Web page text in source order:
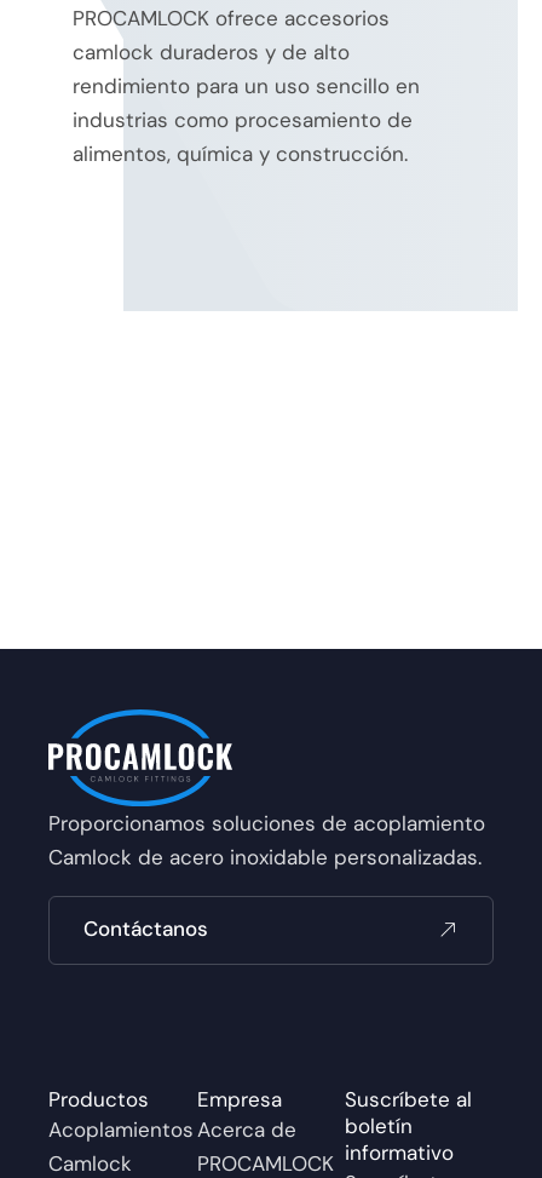
PROCAMLOCK ofrece accesorios
camlock duraderos y de alto
rendimiento para un uso sencillo en
industrias como procesamiento de
alimentos, química y construcción.
Proporcionamos soluciones de acoplamiento
Camlock de acero inoxidable personalizadas.
Contáctanos
Productos
Acoplamientos
Camlock
Empresa
Acerca de
PROCAMLOCK
Suscríbete al
boletín
informativo